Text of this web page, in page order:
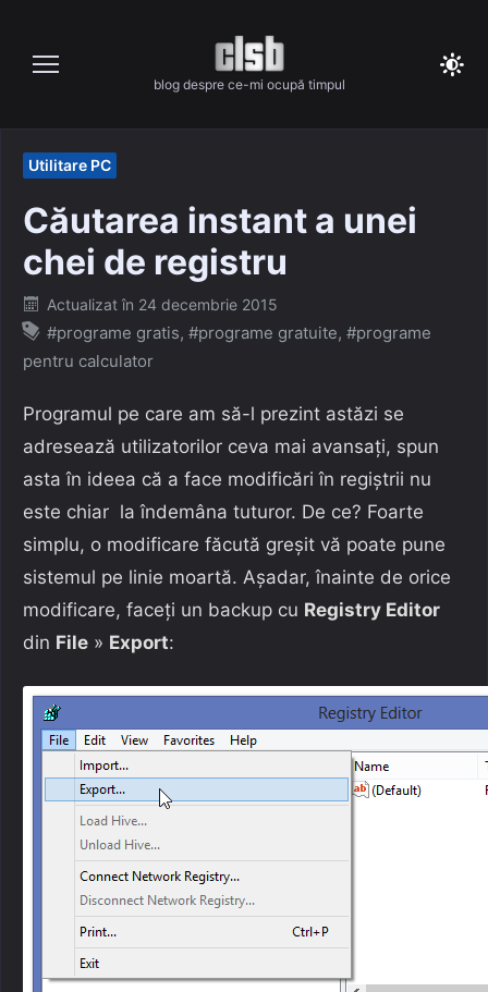
content
blog despre ce-mi ocupă timpul
Utilitare PC
Căutarea instant a unei
chei de registru
Posted
on
Actualizat în 24 decembrie 2015
#programe gratis, #programe gratuite, #programe
pentru calculator
Programul pe care am să-l prezint astăzi se
adresează utilizatorilor ceva mai avansați, spun
asta în ideea că a face modificări în regiștrii nu
este chiar la îndemâna tuturor. De ce? Foarte
simplu, o modificare făcută greșit vă poate pune
sistemul pe linie moartă. Așadar, înainte de orice
modificare, faceți un backup cu Registry Editor
din File » Export: